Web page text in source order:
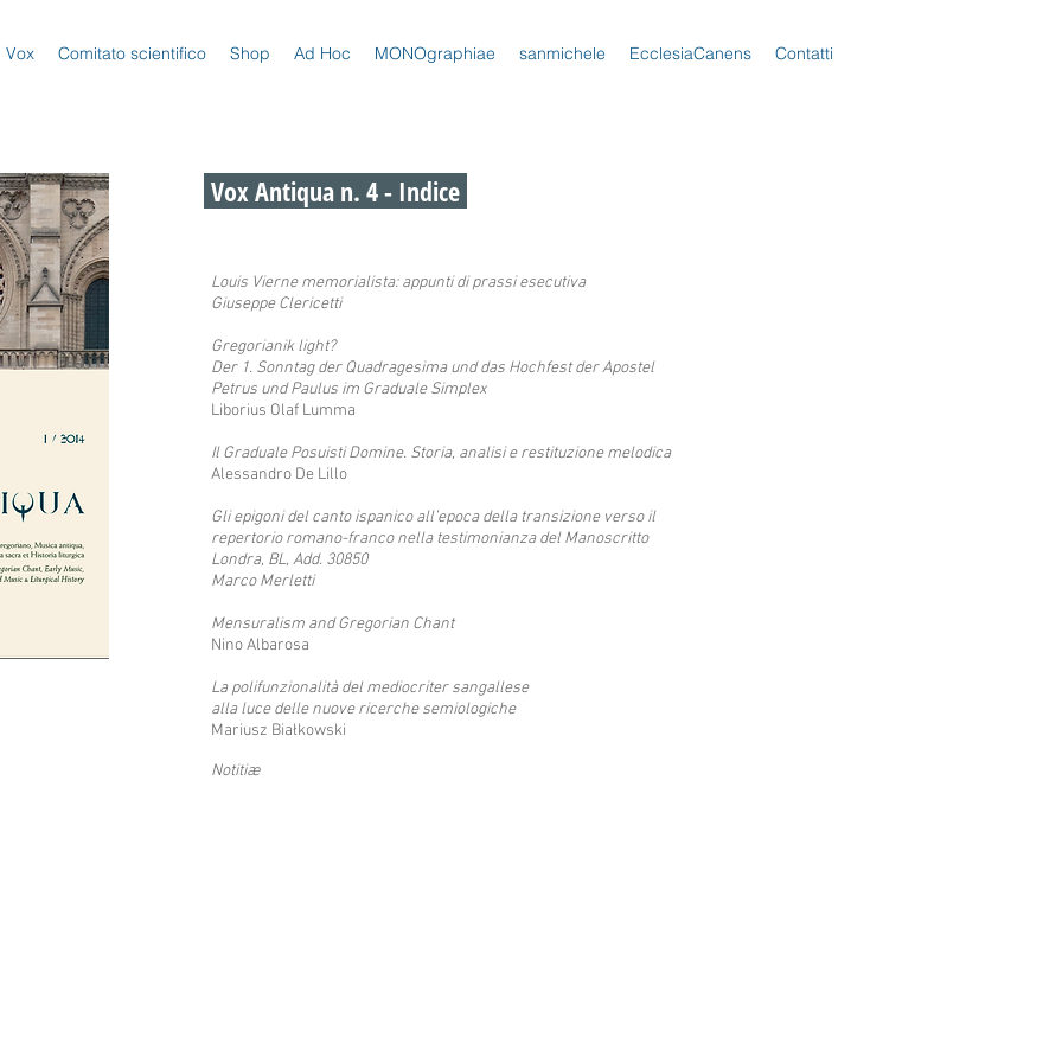
Vox Comitato scientifico Shop Ad Hoc MONOgraphiae sanmichele EcclesiaCanens Contatti
Vox Antiqua n. 4 - Indice
Louis Vierne memorialista: appunti di prassi esecutiva
Giuseppe Clericetti
Gregorianik light?
Der 1. Sonntag der Quadragesima und das Hochfest der Apostel
Petrus und Paulus im Graduale Simplex
Liborius Olaf Lumma
Il Graduale Posuisti Domine. Storia, analisi e restituzione melodica
Alessandro De Lillo
Gli epigoni del canto ispanico all’epoca della transizione verso il
repertorio romano-franco nella testimonianza del Manoscritto
Londra, BL, Add. 30850
Marco Merletti
Mensuralism and Gregorian Chant
Nino Albarosa
La polifunzionalità del mediocriter sangallese
alla luce delle nuove ricerche semiologiche
Mariusz Białkowski
Notitiæ